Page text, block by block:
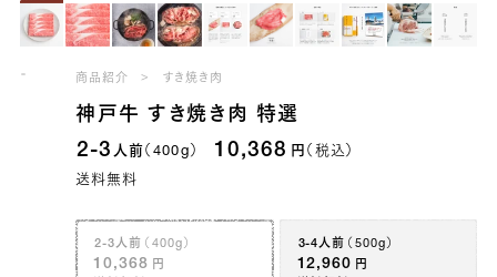
神戸牛 すき焼き肉 特選
39328148947075
true
99973
商品紹介 すき焼き肉
神戸牛 すき焼き肉 特選
2-3 人前（400g） 10,368 円 （税込）
送料無料
2-3人前 （400g）
10,368
円
3-4人前 （500g）
12,960 円